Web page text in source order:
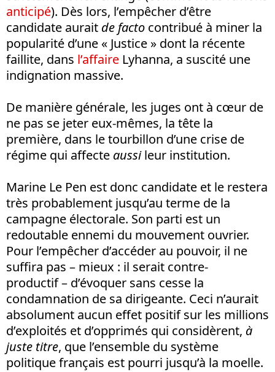
anticipé). Dès lors, l’empêcher d’être
candidate aurait de facto contribué à miner la
popularité d’une « Justice » dont la récente
faillite, dans l’affaire Lyhanna, a suscité une
indignation massive.
De manière générale, les juges ont à cœur de
ne pas se jeter eux-mêmes, la tête la
première, dans le tourbillon d’une crise de
régime qui affecte aussileur institution.
Marine Le Pen est donc candidate et le restera
très probablement jusqu’au terme de la
campagne électorale. Son parti est un
redoutable ennemi du mouvement ouvrier.
Pour l’empêcher d’accéder au pouvoir, il ne
suffira pas – mieux : il serait contre-
productif – d’évoquer sans cesse la
condamnation de sa dirigeante. Ceci n’aurait
absolument aucun effet positif sur les millions
d’exploités et d’opprimés qui considèrent, à
juste titre, que l’ensemble du système
politique français est pourri jusqu’à la moelle.